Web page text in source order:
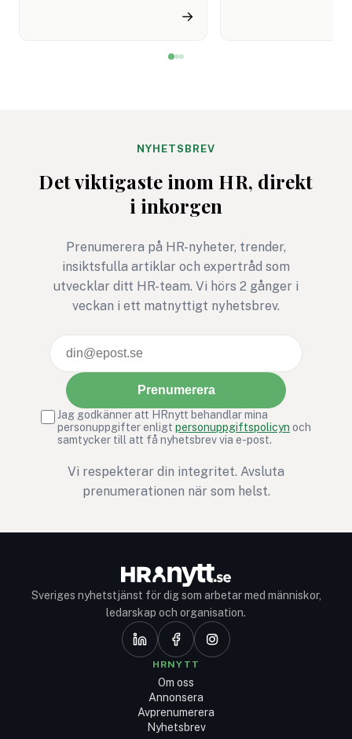
→
ändå ska lägga tid
något bättre.
den mest HR-
version av ett
januari: full av goda
snabbt bortglömd.
NYHETSBREV
Det viktigaste inom HR, direkt
i inkorgen
Prenumerera på HR-nyheter, trender,
insiktsfulla artiklar och expertråd som
utvecklar ditt HR-team. Vi hörs 2 gånger i
veckan i ett matnyttigt nyhetsbrev.
Prenumerera
Jag godkänner att HRnytt behandlar mina
personuppgifter enligt personuppgiftspolicyn och
samtycker till att få nyhetsbrev via e-post.
Vi respekterar din integritet. Avsluta
prenumerationen när som helst.
Sveriges nyhetstjänst för dig som arbetar med människor,
ledarskap och organisation.
HRNYTT
Om oss
Annonsera
Avprenumerera
Nyhetsbrev